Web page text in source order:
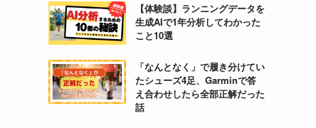
【体験談】ランニングデータを
生成AIで1年分析してわかった
こと10選
「なんとなく」で履き分けてい
たシューズ4足、Garminで答
え合わせしたら全部正解だった
話